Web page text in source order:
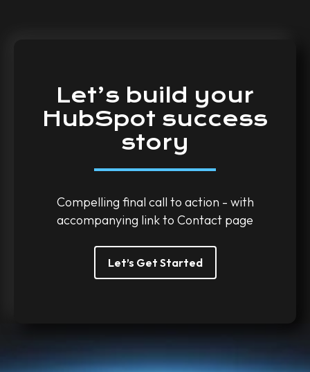
Let’s build your
HubSpot success
story
Compelling final call to action - with
accompanying link to Contact page
Let’s Get Started